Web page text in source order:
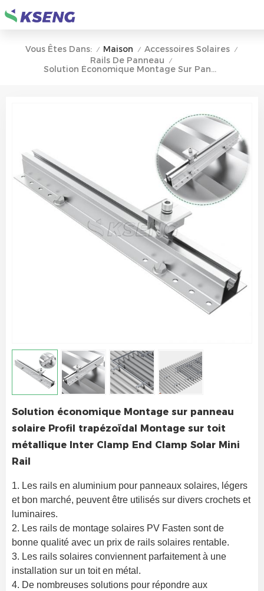
Vous Êtes Dans: / Maison / Accessoires Solaires /
Rails De Panneau /
Solution Économique Montage Sur Panneau Solaire Profil Trapézoïdal Montage Sur Toit Métallique Inter Clamp End Clamp Solar Mini Rail
Solution économique Montage sur panneau
solaire Profil trapézoïdal Montage sur toit
métallique Inter Clamp End Clamp Solar Mini
Rail
1. Les rails en aluminium pour panneaux solaires, légers
et bon marché, peuvent être utilisés sur divers crochets et
luminaires.
2. Les rails de montage solaires PV Fasten sont de
bonne qualité avec un prix de rails solaires rentable.
3. Les rails solaires conviennent parfaitement à une
installation sur un toit en métal.
4. De nombreuses solutions pour répondre aux